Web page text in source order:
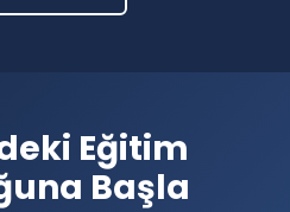
Eğitim
Başla